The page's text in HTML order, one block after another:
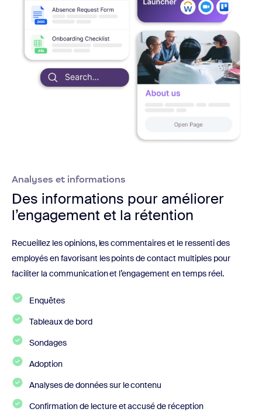
Analyses et informations
Des informations pour améliorer
l’engagement et la rétention
Recueillez les opinions, les commentaires et le ressenti des
employés en favorisant les points de contact multiples pour
faciliter la communication et l’engagement en temps réel.
Enquêtes
Tableaux de bord
Sondages
Adoption
Analyses de données sur le contenu
Confirmation de lecture et accusé de réception